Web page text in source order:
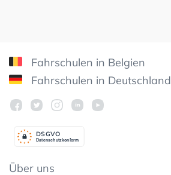
Fahrschulen in Belgien
Fahrschulen in Deutschland
Datenschutzkonform
DSGVO
Über uns